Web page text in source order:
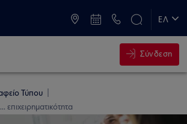
ΕΛ
Σύνδεση
Τύπου